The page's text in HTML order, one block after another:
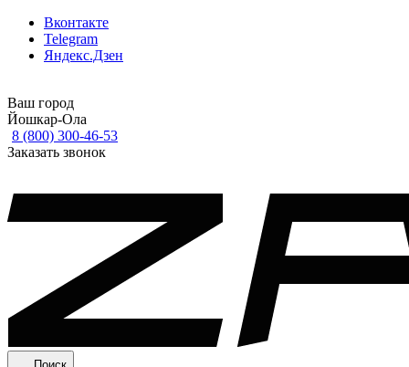
Вконтакте
Telegram
Яндекс.Дзен
Ваш город
Йошкар-Ола
8 (800) 300-46-53
Заказать звонок